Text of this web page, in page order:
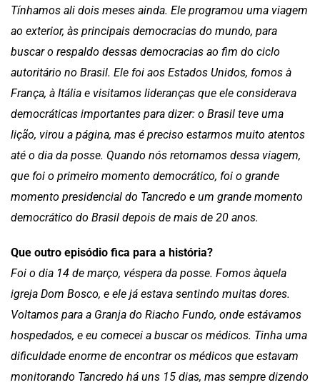
Tínhamos ali dois meses ainda. Ele programou uma viagem
ao exterior, às principais democracias do mundo, para
buscar o respaldo dessas democracias ao fim do ciclo
autoritário no Brasil. Ele foi aos Estados Unidos, fomos à
França, à Itália e visitamos lideranças que ele considerava
democráticas importantes para dizer: o Brasil teve uma
lição, virou a página, mas é preciso estarmos muito atentos
até o dia da posse. Quando nós retornamos dessa viagem,
que foi o primeiro momento democrático, foi o grande
momento presidencial do Tancredo e um grande momento
democrático do Brasil depois de mais de 20 anos.
Que outro episódio fica para a história?
Foi o dia 14 de março, véspera da posse. Fomos àquela
igreja Dom Bosco, e ele já estava sentindo muitas dores.
Voltamos para a Granja do Riacho Fundo, onde estávamos
hospedados, e eu comecei a buscar os médicos. Tinha uma
dificuldade enorme de encontrar os médicos que estavam
monitorando Tancredo há uns 15 dias, mas sempre dizendo